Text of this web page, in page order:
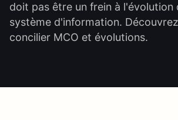
doit pas être un frein à l'évolution
système d'information.
concilier MCO et évolutions.